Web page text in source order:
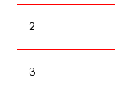
2
3